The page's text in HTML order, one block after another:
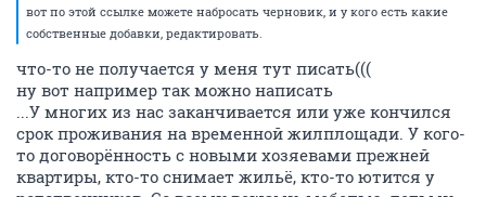
вот по этой ссылке можете набросать черновик, и у кого есть какие
собственные добавки, редактировать.
что-то не получается у меня тут писать(((
ну вот например так можно написать
...У многих из нас заканчивается или уже кончился
срок проживания на временной жилплощади. У кого-
то договорённость с новыми хозяевами прежней
квартиры, кто-то снимает жильё, кто-то ютится у